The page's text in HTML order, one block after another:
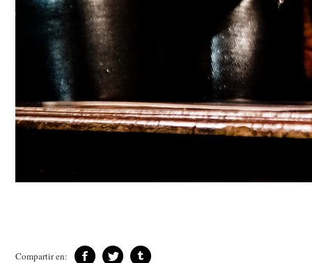
Compartir en: